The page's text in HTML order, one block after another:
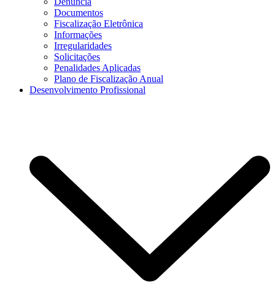
Documentos
Fiscalização Eletrônica
Informações
Irregularidades
Solicitações
Penalidades Aplicadas
Plano de Fiscalização Anual
Desenvolvimento Profissional